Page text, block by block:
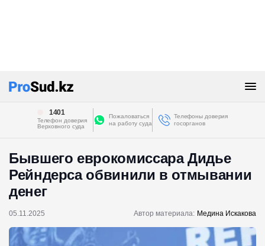
1401
Телефон доверия
Верховного суда
Пожаловаться
на работу суда
Телефоны доверия
госорганов
Бывшего еврокомиссара Дидье
Рейндерса обвинили в отмывании
денег
05.11.2025 Автор материала: Медина Искакова